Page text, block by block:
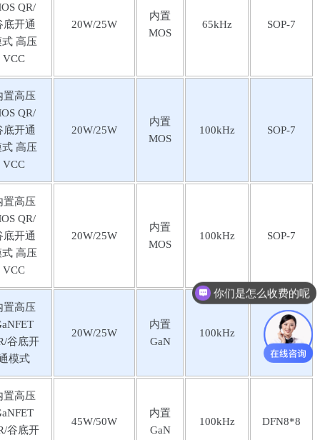
QR/
底开通
⾼压
VCC
20W/25W
内置
MOS
65kHz SOP-7
置⾼压
QR/
底开通
⾼压
VCC
20W/25W
内置
MOS
100kHz SOP-7
置⾼压
QR/
底开通
⾼压
VCC
20W/25W
内置
MOS
100kHz SOP-7
置⾼压
⾕底开
模式
20W/25W
内置
GaN
100kHz ESOP-8
置⾼压
⾕底开
45W/50W
内置
GaN
100kHz DFN8*8
你们是怎么收费的呢